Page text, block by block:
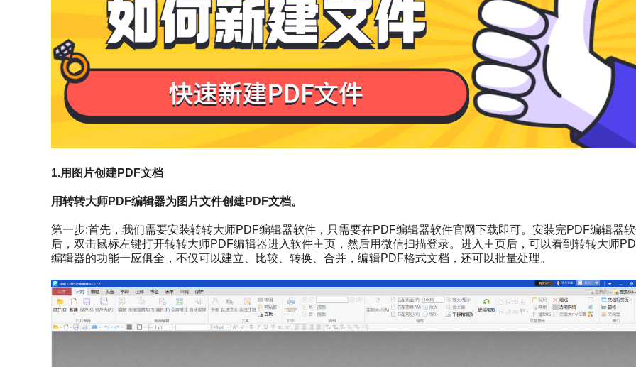
1.用图片创建PDF文档
用转转大师PDF编辑器为图片文件创建PDF文档。
第一步:首先，我们需要安装转转大师PDF编辑器软件，只需要在PDF编辑器软件官网下载即可。安装完PDF编辑器
后，双击鼠标左键打开转转大师PDF编辑器进入软件主页，然后用微信扫描登录。进入主页后，可以看到转转大师
编辑器的功能一应俱全，不仅可以建立、比较、转换、合并，编辑PDF格式文档，还可以批量处理。